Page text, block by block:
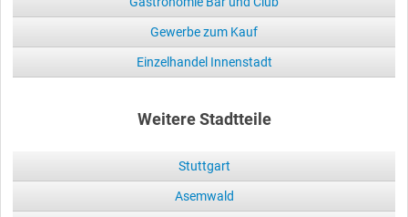
Gewerbe zum Kauf
Einzelhandel Innenstadt
Weitere Stadtteile
Stuttgart
Asemwald